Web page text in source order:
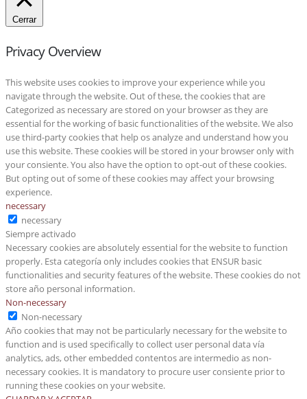
Cerrar
Privacy Overview
This website uses cookies to improve your experience while you
navigate through the website. Out of these, the cookies that are
Categorized as necessary are stored on your browser as they are
essential for the working of basic functionalities of the website. We also
use third-party cookies that help os analyze and understand how you
use this website. These cookies will be stored in your browser only with
your consiente. You also have the option to opt-out of these cookies.
But opting out of some of these cookies may affect your browsing
experience.
necessary
necessary
Siempre activado
Necessary cookies are absolutely essential for the website to function
properly. Esta categoría only includes cookies that ENSUR basic
functionalities and security features of the website. These cookies do not
store año personal information.
Non-necessary
Non-necessary
Año cookies that may not be particularly necessary for the website to
function and is used specifically to collect user personal data vía
analytics, ads, other embedded contentos are intermedio as non-
necessary cookies. It is mandatory to procure user consiente prior to
running these cookies on your website.